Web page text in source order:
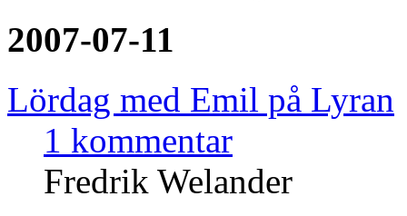
2007-07-11
Lördag med Emil på Lyran
1 kommentar
Fredrik Welander